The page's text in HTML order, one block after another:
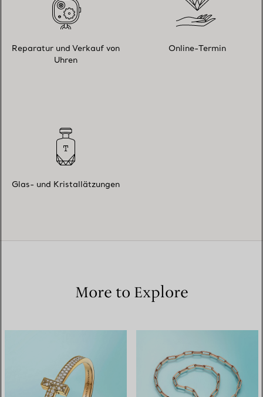
Reparatur und Verkauf von
Uhren
Online-Termin
Glas- und Kristallätzungen
More to Explore